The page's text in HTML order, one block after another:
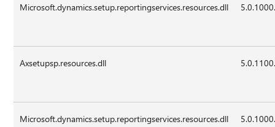
Microsoft.dynamics.setup.reportingservices.resources.dll
Axsetupsp.resources.dll
Microsoft.dynamics.setup.reportingservices.resources.dll